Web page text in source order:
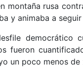
montaña rusa
y animaba a
fueron
un poco menos